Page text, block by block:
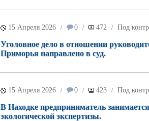
15 Апреля 2026 / 0 / 472 / Под
Уголовное дело в отношении
Приморья направлено в суд.
15 Апреля 2026 / 0 / 423 / Под
В Находке предприниматель
экологической экспертизы.